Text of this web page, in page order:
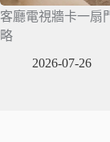
客廳電視牆卡一扇
略
2026-07-26